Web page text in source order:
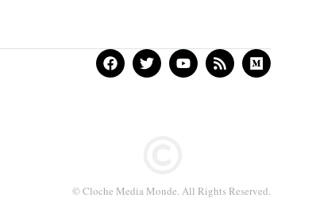
© Cloche Media Monde. All Rights Reserved.